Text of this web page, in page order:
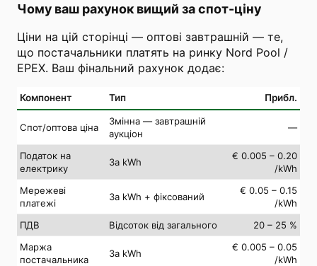
Чому ваш рахунок вищий за спот-ціну
Ціни на цій сторінці — оптові завтрашній — те,
що постачальники платять на ринку Nord Pool /
EPEX. Ваш фінальний рахунок додає:
Компонент Тип Прибл.
Спот/оптова ціна
Змінна — завтрашній
аукціон
—
Податок на
електрику
За kWh
€ 0.005 – 0.20
/kWh
Мережеві
платежі
За kWh + фіксований
€ 0.05 – 0.15
/kWh
ПДВ
Відсоток від загального
20 – 25 %
Маржа
постачальника
За kWh
€ 0.005 – 0.05
/kWh